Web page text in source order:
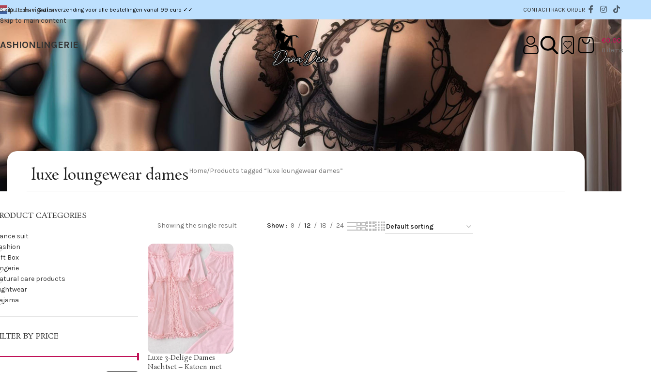
Skip to navigation
Skip to main content
Dutch ▼ Gratis verzending voor alle bestellingen vanaf 99 euro ✓✓ CONTACTTRACK ORDER
LINGERIE 0 items
€0.00
luxe loungewear dames Home Products tagged “luxe loungewear dames”
CATEGORIES
suit
Box
care products
BY PRICE
Showing the single result Show 9 12 18 24
Luxe 3-Delige Dames
Nachtset – Katoen met